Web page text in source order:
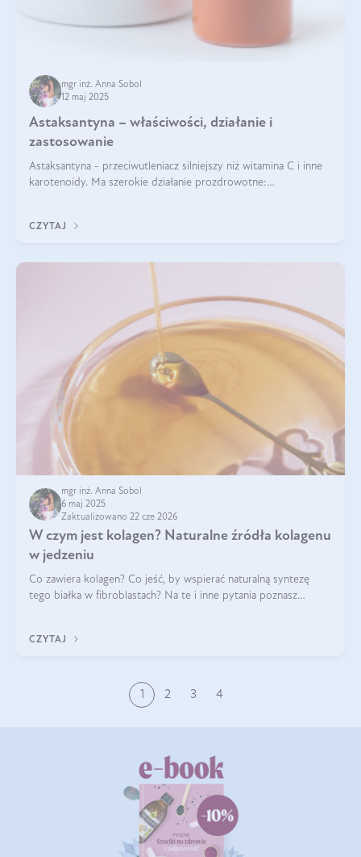
mgr inż. Anna Sobol
12 maj 2025
Astaksantyna – właściwości, działanie i
zastosowanie
Astaksantyna - przeciwutleniacz silniejszy niż witamina C i inne
karotenoidy. Ma szerokie działanie prozdrowotne:
CZYTAJ
mgr inż. Anna Sobol
6 maj 2025
Zaktualizowano 22 cze 2026
W czym jest kolagen? Naturalne źródła kolagenu
w jedzeniu
Co zawiera kolagen? Co jeść, by wspierać naturalną syntezę
tego białka w fibroblastach? Na te i inne pytania poznasz
CZYTAJ
1 2 3 4